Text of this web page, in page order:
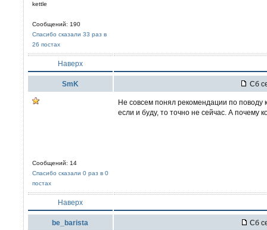
kettle
Сообщений: 190
Спасибо сказали 33 раз в
26 постах
Наверх
SmK Сб
Сообщений: 14
Спасибо сказали 0 раз в 0
постах
Не совсем понял рекомендации по
если и буду, то точно не сейчас. А почему
Наверх
be_barista Сб